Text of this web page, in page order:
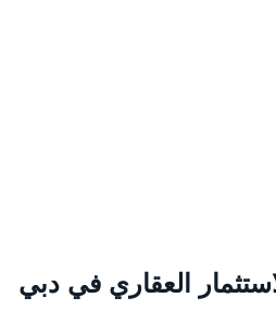
العقاري في دبي